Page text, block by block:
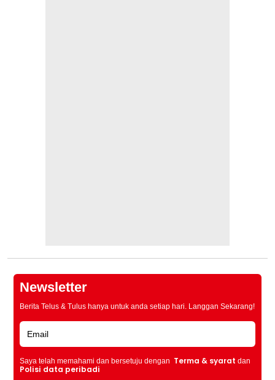
Newsletter
Berita Telus & Tulus hanya untuk anda setiap hari. Langgan Sekarang!
Saya telah memahami dan bersetuju dengan Terma & syarat dan
Polisi data peribadi